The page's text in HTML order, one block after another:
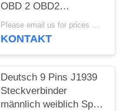
OBD 2 OBD2
Connector Splitter Y
Kabel mit 4
Please email us for prices MOQ:100 Stück
KONTAKT
Deutsch 9 Pins J1939
Steckverbinder
männlich weiblich Split